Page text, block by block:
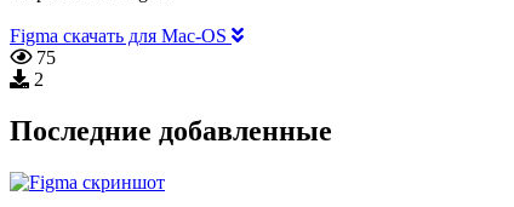
Figma скачать для Mac-OS
75
2
Последние добавленные